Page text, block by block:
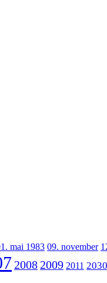
mai 1983 09. november
2008 2009 2011 2030